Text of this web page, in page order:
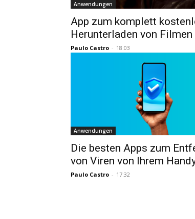
Anwendungen
App zum komplett
Herunterladen von Filmen
Paulo Castro - 18:03
Anwendungen
Die besten Apps zum
von Viren von Ihrem
Paulo Castro - 17:32